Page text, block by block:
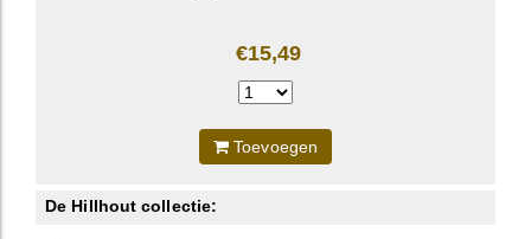
€15,49
Toevoegen
De Hillhout collectie: